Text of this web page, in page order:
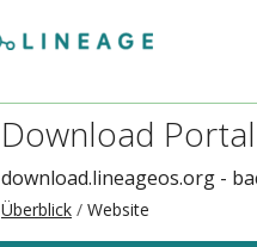
Download
download.lineageos.org -
Überblick Website